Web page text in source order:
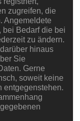
zugreifen, die
Angemeldete
bei Bedarf die bei
zu ändern.
hinaus
Sie
Gerne
soweit keine
entgegenstehen.